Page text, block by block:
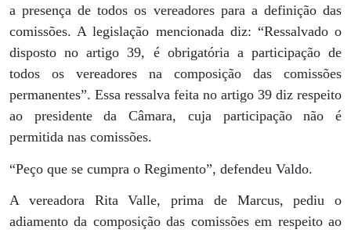
a presença de todos os vereadores para a definição das
comissões. A legislação mencionada diz: “Ressalvado o
disposto no artigo 39, é obrigatória a participação de
todos os vereadores na composição das comissões
permanentes”. Essa ressalva feita no artigo 39 diz respeito
ao presidente da Câmara, cuja participação não é
permitida nas comissões.
“Peço que se cumpra o Regimento”, defendeu Valdo.
A vereadora Rita Valle, prima de Marcus, pediu o
adiamento da composição das comissões em respeito ao